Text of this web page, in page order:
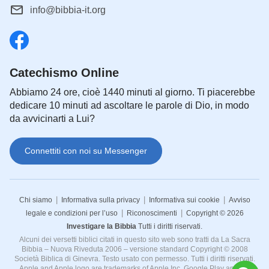
info@bibbia-it.org
Catechismo Online
Abbiamo 24 ore, cioè 1440 minuti al giorno. Ti piacerebbe
dedicare 10 minuti ad ascoltare le parole di Dio, in modo
da avvicinarti a Lui?
Connettiti con noi su Messenger
Chi siamo Informativa sulla privacy Informativa sui cookie
Avviso
legale e condizioni per l’uso
Riconoscimenti
Copyright © 2026
Investigare la Bibbia Tutti i diritti riservati.
Alcuni dei versetti biblici citati in questo sito web sono tratti da La Sacra
Bibbia – Nuova Riveduta 2006 – versione standard Copyright © 2008
Società Biblica di Ginevra. Testo usato con permesso. Tutti i diritti riservati.